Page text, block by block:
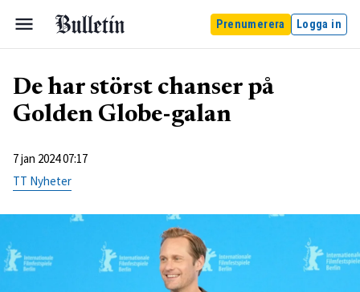
Prenumerera Logga in
De har störst chanser på
Golden Globe-galan
7 jan 2024 07:17
TT Nyheter